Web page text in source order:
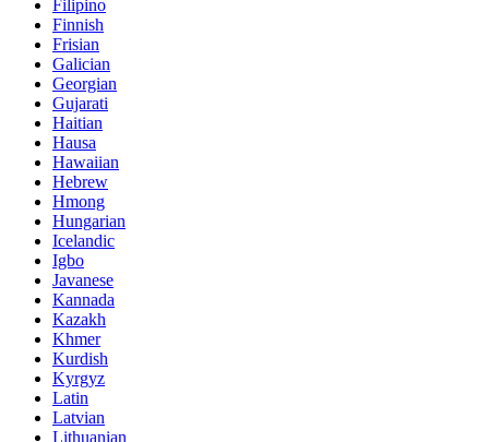
Filipino
Finnish
Frisian
Galician
Georgian
Gujarati
Haitian
Hausa
Hawaiian
Hebrew
Hmong
Hungarian
Icelandic
Igbo
Javanese
Kannada
Kazakh
Khmer
Kurdish
Kyrgyz
Latin
Latvian
Lithuanian